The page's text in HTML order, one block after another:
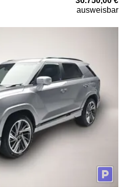
ausweisbar